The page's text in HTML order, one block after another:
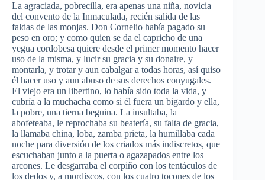
La agraciada, pobrecilla, era apenas una niña, novicia
del convento de la Inmaculada, recién salida de las
faldas de las monjas. Don Cornelio había pagado su
peso en oro; y como quien se da el capricho de una
yegua cordobesa quiere desde el primer momento hacer
uso de la misma, y lucir su gracia y su donaire, y
montarla, y trotar y aun cabalgar a todas horas, así quiso
él hacer uso y aun abuso de sus derechos conyugales.
El viejo era un libertino, lo había sido toda la vida, y
cubría a la muchacha como si él fuera un bigardo y ella,
la pobre, una tierna beguina. La insultaba, la
abofeteaba, le reprochaba su beatería, su falta de gracia,
la llamaba china, loba, zamba prieta, la humillaba cada
noche para diversión de los criados más indiscretos, que
escuchaban junto a la puerta o agazapados entre los
arcones. Le desgarraba el corpiño con los tentáculos de
los dedos y, a mordiscos, con los cuatro tocones de los